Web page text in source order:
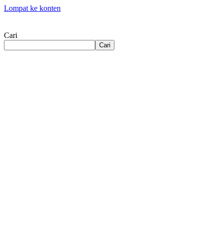
Lompat ke konten
Cari
Cari